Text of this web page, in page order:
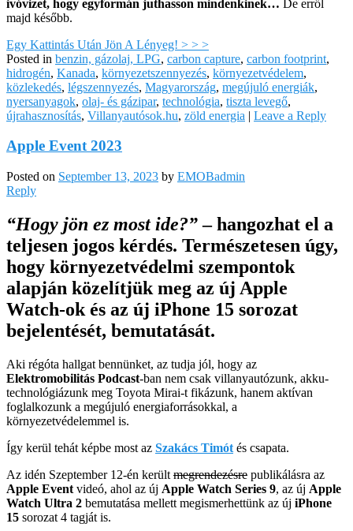
ivóvizet, hogy egyformán juthasson mindenkinek… De erről
majd később.
Egy Kattintás Után Jön A Lényeg! > > >
Posted in benzin, gázolaj, LPG, carbon capture, carbon footprint,
hidrogén, Kanada, környezetszennyezés, környezetvédelem,
közlekedés, légszennyezés, Magyarország, megújuló energiák,
nyersanyagok, olaj- és gázipar, technológia, tiszta levegő,
újrahasznosítás, Villanyautósok.hu, zöld energia | Leave a Reply
Apple Event 2023
Posted on September 13, 2023 by EMOBadmin
Reply
“Hogy jön ez most ide?”– hangozhat el a
teljesen jogos kérdés. Természetesen úgy,
hogy környezetvédelmi szempontok
alapján közelítjük meg az új Apple
Watch-ok és az új iPhone 15 sorozat
bejelentését, bemutatását.
Aki régóta hallgat bennünket, az tudja jól, hogy az
Elektromobilitás Podcast-ban nem csak villanyautózunk, akku-
technológiázunk meg Toyota Mirai-t fikázunk, hanem aktívan
foglalkozunk a megújuló energiaforrásokkal, a
környezetvédelemmel is.
Így kerül tehát képbe most az Szakács Timót és csapata.
Az idén Szeptember 12-én került megrendezésre publikálásra az
Apple Event videó, ahol az új Apple Watch Series 9, az új Apple
Watch Ultra 2 bemutatása mellett megismerhettünk az új iPhone
15 sorozat 4 tagját is.